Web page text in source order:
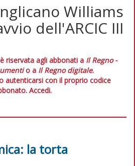
Williams
dell'ARCIC III
riservata agli abbonati a Il Regno -
o a Il Regno digitale.
autenticarsi con il proprio codice
Accedi.
la torta